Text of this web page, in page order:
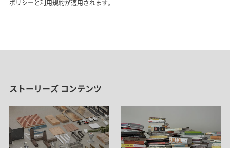
ストーリーズ コンテンツ